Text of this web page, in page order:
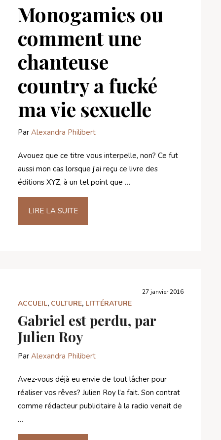
Monogamies ou
comment une
chanteuse
country a fucké
ma vie sexuelle
Par Alexandra Philibert
Avouez que ce titre vous interpelle, non? Ce fut
aussi mon cas lorsque j’ai reçu ce livre des
éditions XYZ, à un tel point que …
LIRE LA SUITE
27 janvier 2016
ACCUEIL, CULTURE, LITTÉRATURE
Gabriel est perdu, par
Julien Roy
Par Alexandra Philibert
Avez-vous déjà eu envie de tout lâcher pour
réaliser vos rêves? Julien Roy l’a fait. Son contrat
comme rédacteur publicitaire à la radio venait de
…